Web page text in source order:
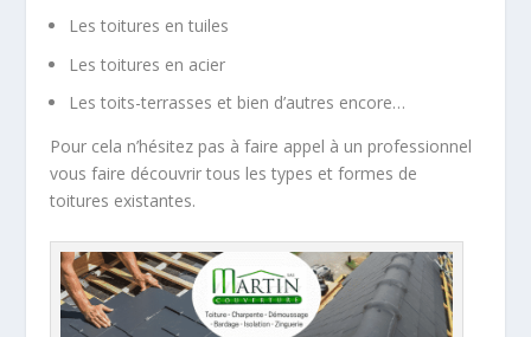
Les toitures en tuiles
Les toitures en acier
Les toits-terrasses et bien d’autres encore…
Pour cela n’hésitez pas à faire appel à un professionnel
vous faire découvrir tous les types et formes de
toitures existantes.